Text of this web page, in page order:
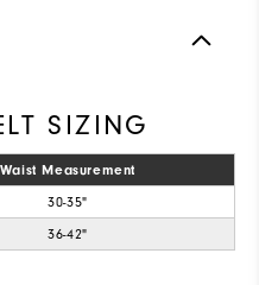
SIZING
Waist Measurement
30-35"
36-42"